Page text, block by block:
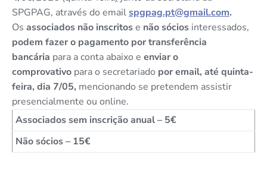
SPGPAG, através do emailspgpag.pt@gmail.com.
Os associados não inscritose não sócios interessados,
podem fazer o pagamento por transferência
bancária para a conta abaixo e enviar o
comprovativo para o secretariado por email, até quinta-
feira, dia 7/05, mencionando se pretendem assistir
presencialmente ou online.
Associados sem inscrição anual – 5€
Não sócios – 15€